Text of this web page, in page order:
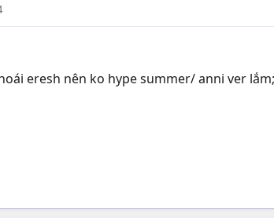
eresh nên ko hype summer/ anni ver